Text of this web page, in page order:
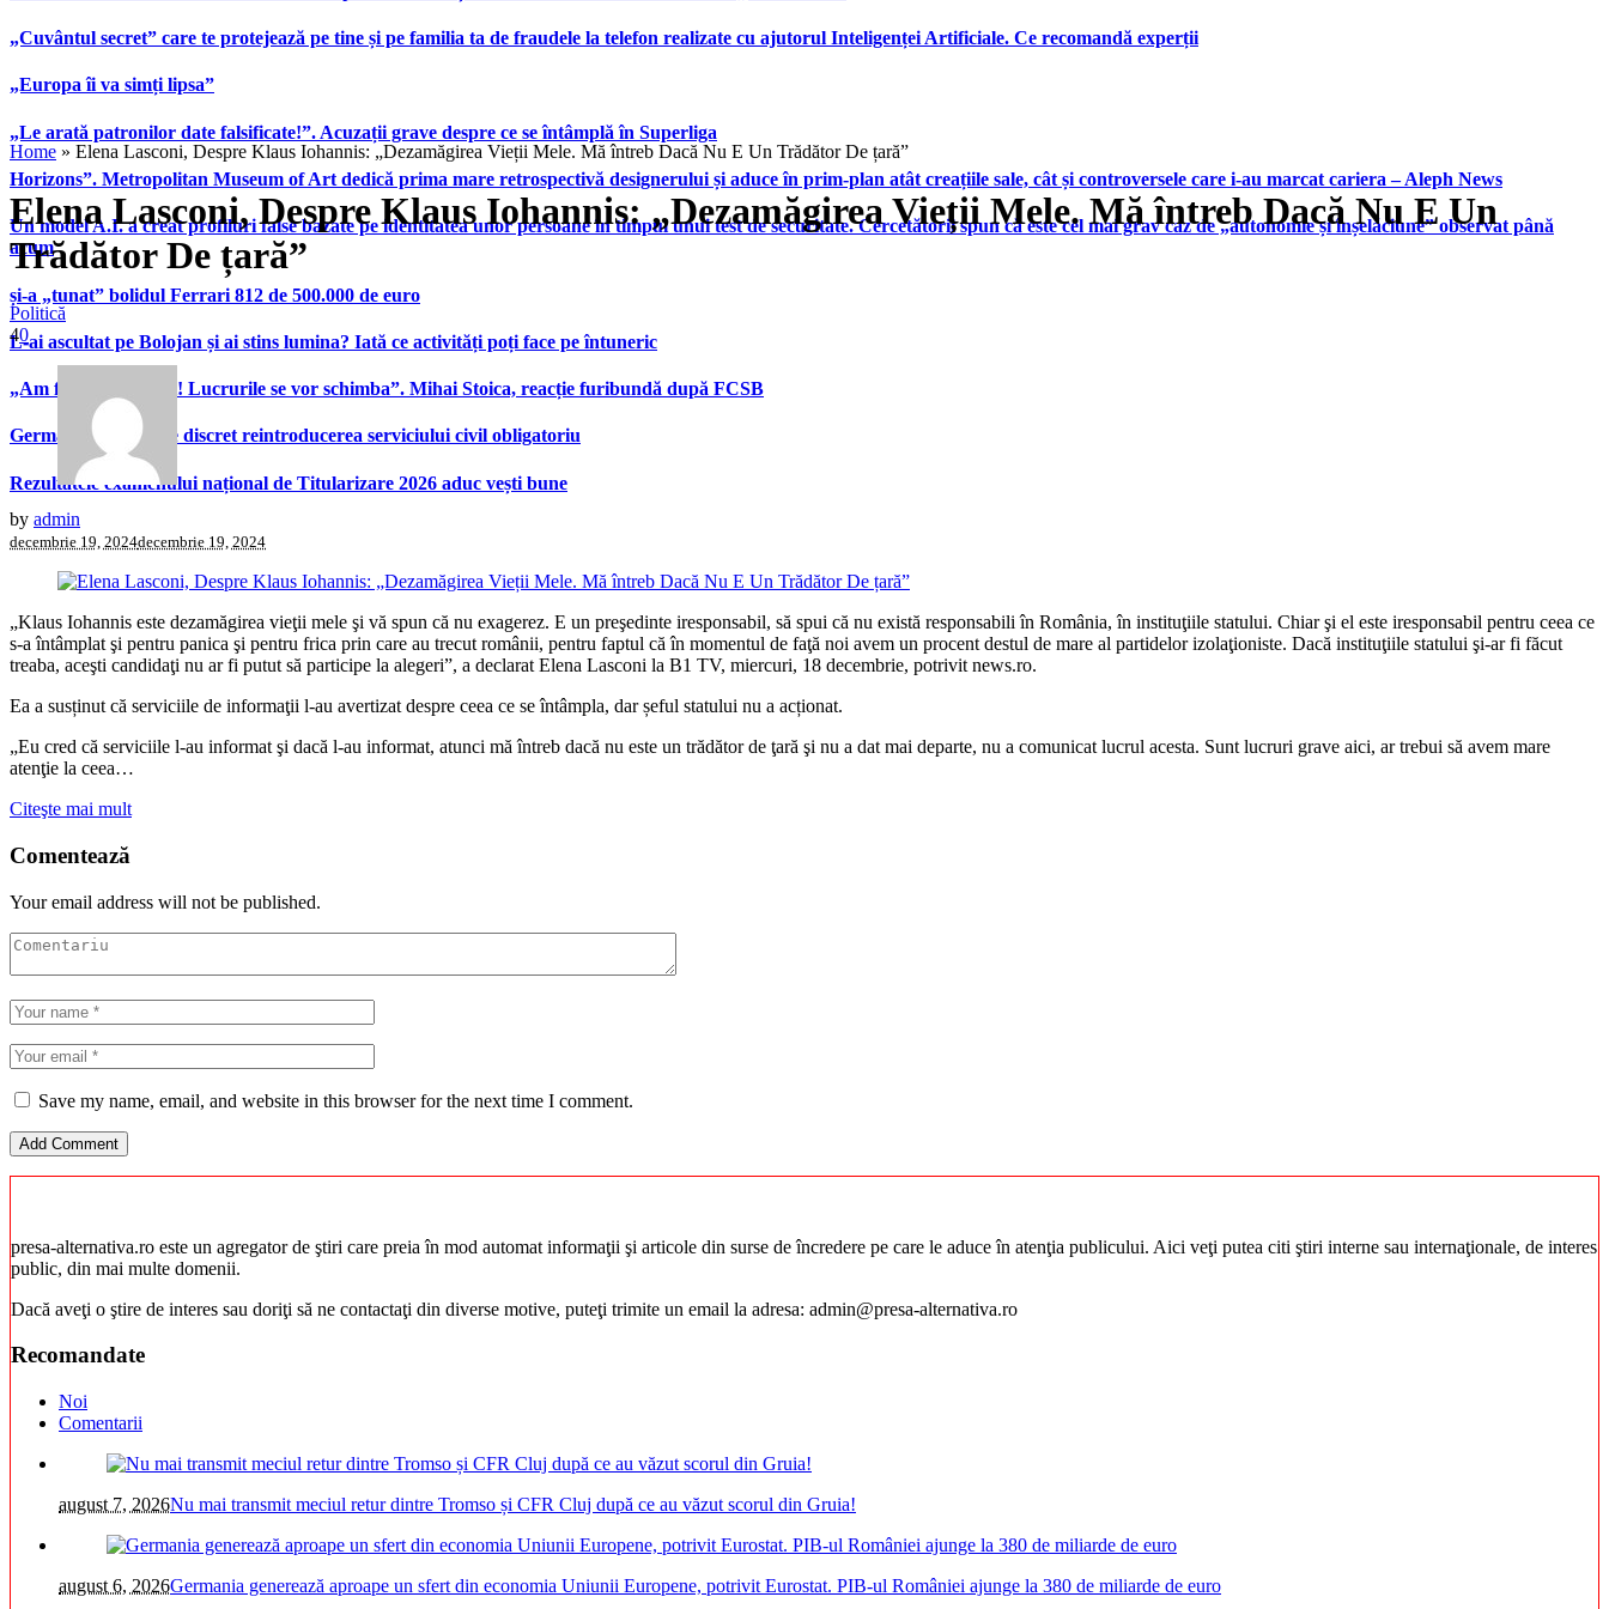
„Cuvântul secret” care te protejează pe tine și pe familia ta de fraudele la telefon realizate cu ajutorul Inteligenței Artificiale. Ce recomandă experții
„Europa îi va simți lipsa”
„Le arată patronilor date falsificate!”. Acuzații grave despre ce se întâmplă în Superliga
Horizons”. Metropolitan Museum of Art dedică prima mare retrospectivă designerului și aduce în prim-plan atât creațiile sale, cât și controversele care i-au marcat cariera – Aleph News
Un model A.I. a creat profiluri false bazate pe identitatea unor persoane în timpul unui test de securitate. Cercetătorii spun că este cel mai grav caz de „autonomie și înșelăciune” observat până
acum
și-a „tunat” bolidul Ferrari 812 de 500.000 de euro
L-ai ascultat pe Bolojan și ai stins lumina? Iată ce activități poți face pe întuneric
„Am fost foarte slabi! Lucrurile se vor schimba”. Mihai Stoica, reacție furibundă după FCSB
Germania pregătește discret reintroducerea serviciului civil obligatoriu
Rezultatele examenului național de Titularizare 2026 aduc vești bune
Home » Elena Lasconi, Despre Klaus Iohannis: „Dezamăgirea Vieții Mele. Mă întreb Dacă Nu E Un Trădător De țară”
Elena Lasconi, Despre Klaus Iohannis: „Dezamăgirea Vieții Mele. Mă întreb Dacă Nu E Un
Trădător De țară”
Politică
40
by admin
decembrie 19, 2024decembrie 19, 2024
„Klaus Iohannis este dezamăgirea vieţii mele şi vă spun că nu exagerez. E un preşedinte iresponsabil, să spui că nu există responsabili în România, în instituţiile statului. Chiar şi el este iresponsabil pentru ceea ce
s-a întâmplat şi pentru panica şi pentru frica prin care au trecut românii, pentru faptul că în momentul de faţă noi avem un procent destul de mare al partidelor izolaţioniste. Dacă instituţiile statului şi-ar fi făcut
treaba, aceşti candidaţi nu ar fi putut să participe la alegeri”, a declarat Elena Lasconi la B1 TV, miercuri, 18 decembrie, potrivit news.ro.
Ea a susținut că serviciile de informaţii l-au avertizat despre ceea ce se întâmpla, dar șeful statului nu a acționat.
„Eu cred că serviciile l-au informat şi dacă l-au informat, atunci mă întreb dacă nu este un trădător de ţară şi nu a dat mai departe, nu a comunicat lucrul acesta. Sunt lucruri grave aici, ar trebui să avem mare
atenţie la ceea…
Citeşte mai mult
Comentează
Your email address will not be published.
Save my name, email, and website in this browser for the next time I comment.
presa-alternativa.ro este un agregator de ştiri care preia în mod automat informaţii şi articole din surse de încredere pe care le aduce în atenţia publicului. Aici veţi putea citi ştiri interne sau internaţionale, de interes
public, din mai multe domenii.
Dacă aveţi o ştire de interes sau doriţi să ne contactaţi din diverse motive, puteţi trimite un email la adresa: admin@presa-alternativa.ro
Recomandate
Noi
Comentarii
august 7, 2026Nu mai transmit meciul retur dintre Tromso și CFR Cluj după ce au văzut scorul din Gruia!
august 6, 2026Germania generează aproape un sfert din economia Uniunii Europene, potrivit Eurostat. PIB-ul României ajunge la 380 de miliarde de euro